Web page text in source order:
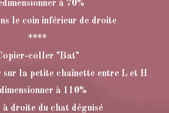
à 70%
le coin inférieur de droite
****
coller "Bat"
la petite chaînette entre L et H
à 110%
droite du chat déguisé